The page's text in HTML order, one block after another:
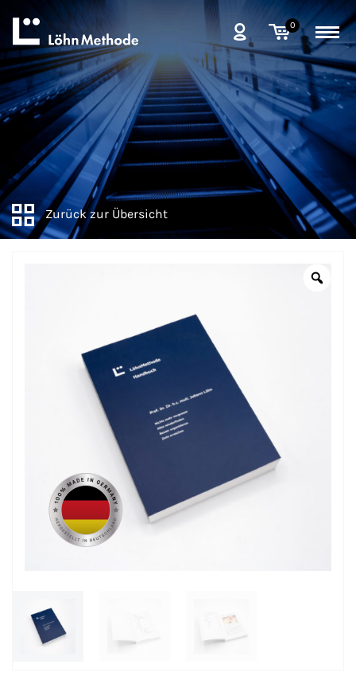
0
Zurück zur Übersicht